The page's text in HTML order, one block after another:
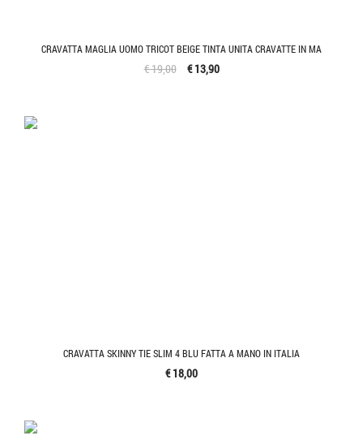
CRAVATTA MAGLIA UOMO TRICOT BEIGE TINTA UNITA CRAVATTE IN MA
€ 19,00 € 13,90
CRAVATTA SKINNY TIE SLIM 4 BLU FATTA A MANO IN ITALIA
€ 18,00